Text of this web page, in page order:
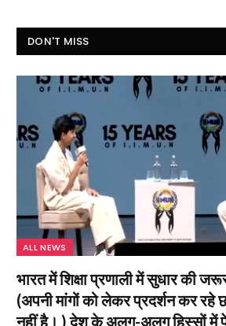
DON'T MISS
ALL NEWS
भारत में शिक्षा प्रणाली में सुधार की
(अपनी मांगों को लेकर प्रदर्शन कर रहे
नहीं है। ) देश के अलग-अलग हिस्सों में